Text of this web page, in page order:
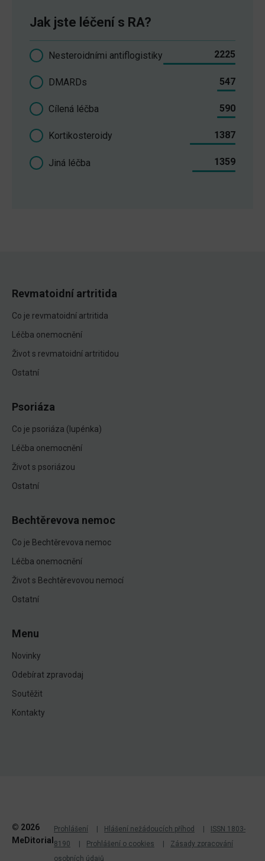
Jak jste léčení s RA?
Nesteroidními antiflogistiky 2225
DMARDs 547
Cílená léčba 590
Kortikosteroidy 1387
Jiná léčba 1359
Revmatoidní artritida
Co je revmatoidní artritida
Léčba onemocnění
Život s revmatoidní artritidou
Ostatní
Psoriáza
Co je psoriáza (lupénka)
Léčba onemocnění
Život s psoriázou
Ostatní
Bechtěrevova nemoc
Co je Bechtěrevova nemoc
Léčba onemocnění
Život s Bechtěrevovou nemocí
Ostatní
Menu
Novinky
Odebírat zpravodaj
Soutěžit
Kontakty
© 2026
MeDitorial
Prohlášení Hlášení nežádoucích příhod
ISSN 1803-
8190
Prohlášení o cookies
Zásady zpracování
osobních údajů